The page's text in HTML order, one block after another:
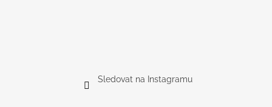
Sledovat na Instagramu